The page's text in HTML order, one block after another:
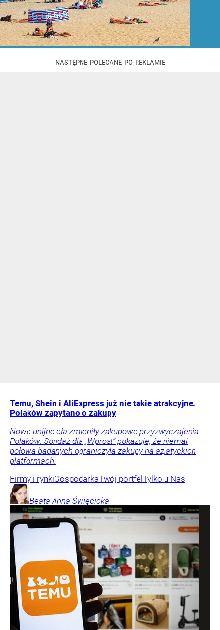
Temu, Shein i AliExpress już nie takie atrakcyjne.
Polaków zapytano o zakupy
Nowe unijne cła zmieniły zakupowe przyzwyczajenia
Polaków. Sondaż dla „Wprost” pokazuje, że niemal
połowa badanych ograniczyła zakupy na azjatyckich
platformach.
Firmy i rynkiGospodarkaTwój portfel Tylko u Nas
Beata Anna Święcicka